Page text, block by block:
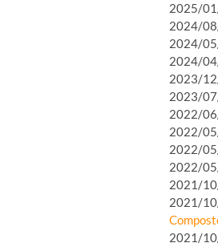
2025/
2024/
2024/
2024/
2023/
2023/
2022/
2022/
2022/
2022/
2021/
2021/
2021/